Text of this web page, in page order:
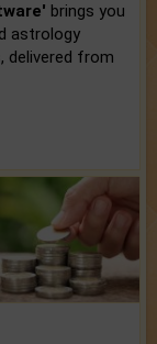
brings you
astrology
delivered from